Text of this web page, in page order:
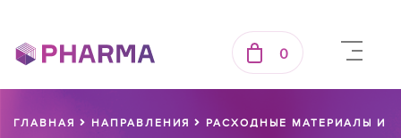
0
ГЛАВНАЯ НАПРАВЛЕНИЯ
РАСХОДНЫЕ МАТЕРИАЛЫ И